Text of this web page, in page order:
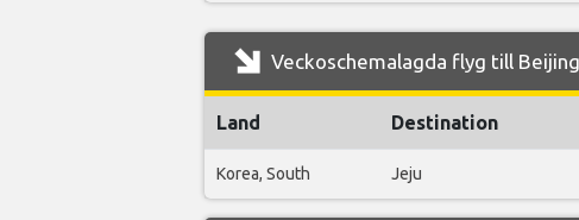
Veckoschemalagda flyg till
Land Destination
Korea, South Jeju